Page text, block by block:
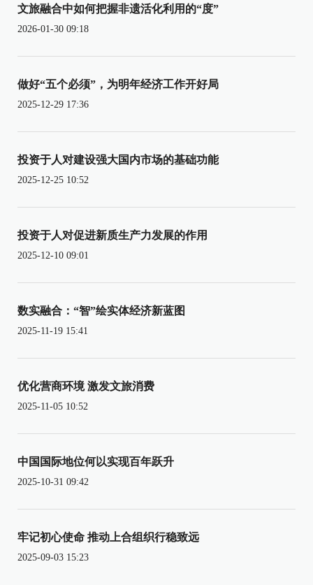
文旅融合中如何把握非遗活化利用的“度”
2026-01-30 09:18
做好“五个必须”，为明年经济工作开好局
2025-12-29 17:36
投资于人对建设强大国内市场的基础功能
2025-12-25 10:52
投资于人对促进新质生产力发展的作用
2025-12-10 09:01
数实融合：“智”绘实体经济新蓝图
2025-11-19 15:41
优化营商环境 激发文旅消费
2025-11-05 10:52
中国国际地位何以实现百年跃升
2025-10-31 09:42
牢记初心使命 推动上合组织行稳致远
2025-09-03 15:23